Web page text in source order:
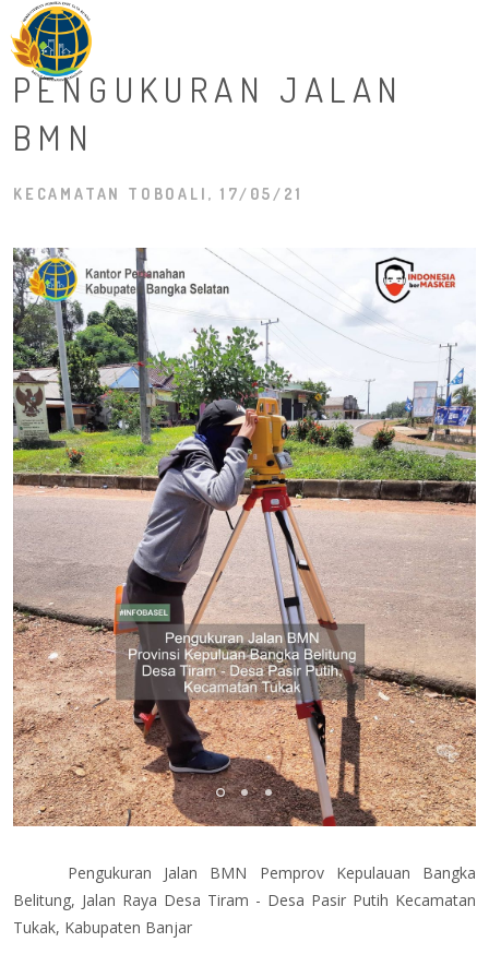
PENGUKURAN JALAN
BMN
KECAMATAN TOBOALI, 17/05/21
Pengukuran Jalan BMN Pemprov Kepulauan Bangka
Belitung, Jalan Raya Desa Tiram - Desa Pasir Putih Kecamatan
Tukak, Kabupaten Banjar